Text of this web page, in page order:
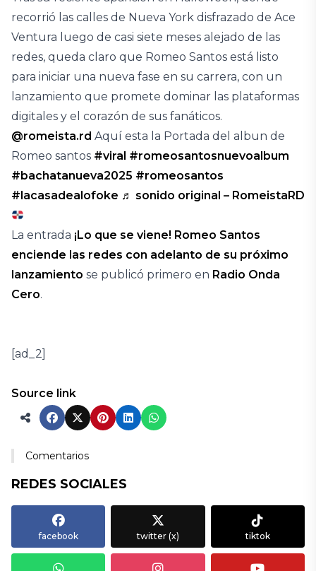
recorrió las calles de Nueva York disfrazado de Ace
Ventura luego de casi siete meses alejado de las
redes, queda claro que Romeo Santos está listo
para iniciar una nueva fase en su carrera, con un
lanzamiento que promete dominar las plataformas
digitales y el corazón de sus fanáticos.
@romeista.rd Aquí esta la Portada del albun de
Romeo santos #viral #romeosantosnuevoalbum
#bachatanueva2025 #romeosantos
#lacasadealofoke ♬ sonido original – RomeistaRD
La entrada ¡Lo que se viene! Romeo Santos
enciende las redes con adelanto de su próximo
lanzamiento se publicó primero en Radio Onda
Cero.
[ad_2]
Source link
Comentarios
REDES SOCIALES
facebook twitter (x) tiktok